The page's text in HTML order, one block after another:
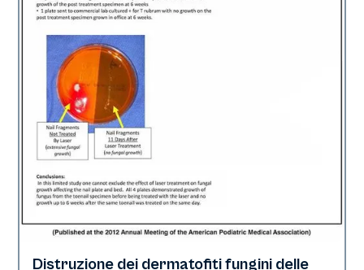
Distruzione dei dermatofiti fungini delle